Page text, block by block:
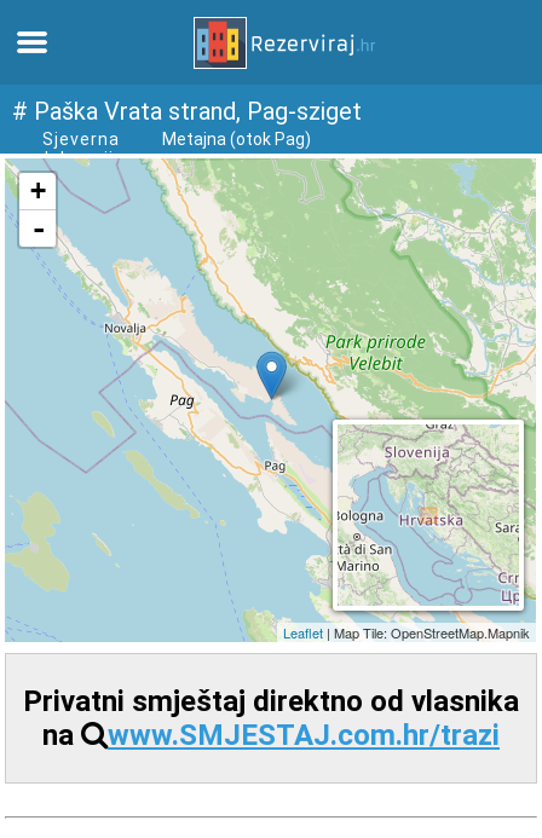
Otthon
Apartmanok
Turista információ
Strandok
Ismerkedjen meg Horvátországgal
múzeumok
# Paška Vrata strand, Pag-sziget
Sjeverna
dalmacija
Metajna (otok Pag)
Privatni smještaj direktno od vlasnika
na
www.SMJESTAJ.com.hr/trazi